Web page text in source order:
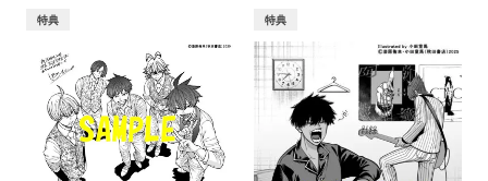
特典 特典